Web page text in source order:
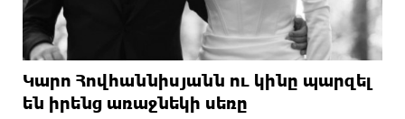
Կարո Հովհաննիսյանն ու կինը պարզել
են իրենց առաջնեկի սեռը